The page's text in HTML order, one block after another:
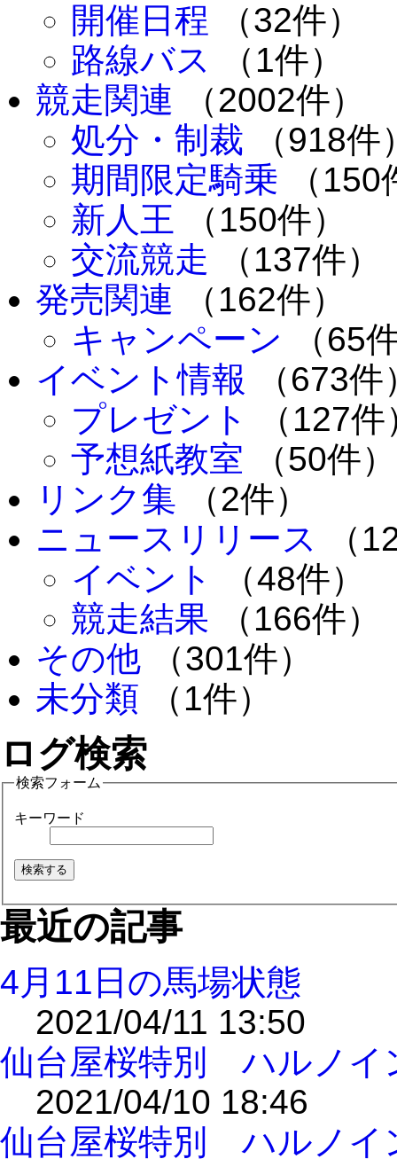
開催日程 （32件）
路線バス
（1件）
競走関連 （2002件）
処分・制裁 （918件
期間限定騎乗 （150
新人王 （150件）
交流競走 （137件）
発売関連 （162件）
キャンペーン （65
イベント情報 （673件
プレゼント
（127件
予想紙教室 （50件）
リンク集 （2件）
ニュースリリース
（
イベント
（48件）
競走結果 （166件）
その他 （301件）
未分類 （1件）
ログ検索
検索フォーム
キーワード
最近の記事
4月11日の馬場状態
2021/04/11 13:50
仙台屋桜特別 ハルノイ
2021/04/10 18:46
仙台屋桜特別 ハルノイ